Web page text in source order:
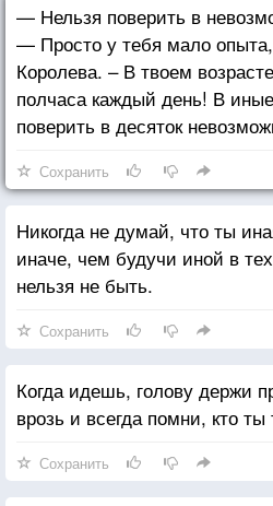
— Нельзя поверить в
— Просто у тебя мало
Королева. – В твоем
полчаса каждый день! В
поверить в десяток
Сохранить
Никогда не думай, что ты
иначе, чем будучи иной в
нельзя не быть.
Сохранить
Когда идешь, голову держи
врозь и всегда помни, кто ты
Сохранить